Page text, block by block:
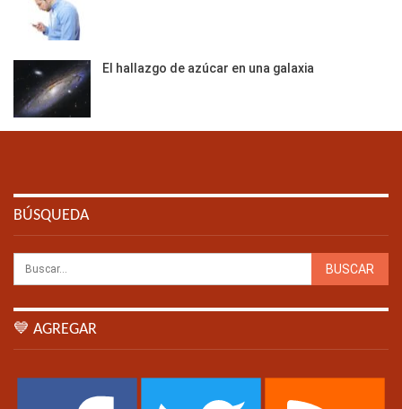
El hallazgo de azúcar en una galaxia
BÚSQUEDA
💙 AGREGAR